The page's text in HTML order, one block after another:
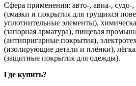
Сфера применения: авто-, авиа-,
(смазки и покрытия для трущихся
уплотнительные элементы),
(запорная арматура), пищевая
(антипригарные покрытия),
(изолирующие детали и плёнки),
(защитные покрытия для одежды).
Где купить?